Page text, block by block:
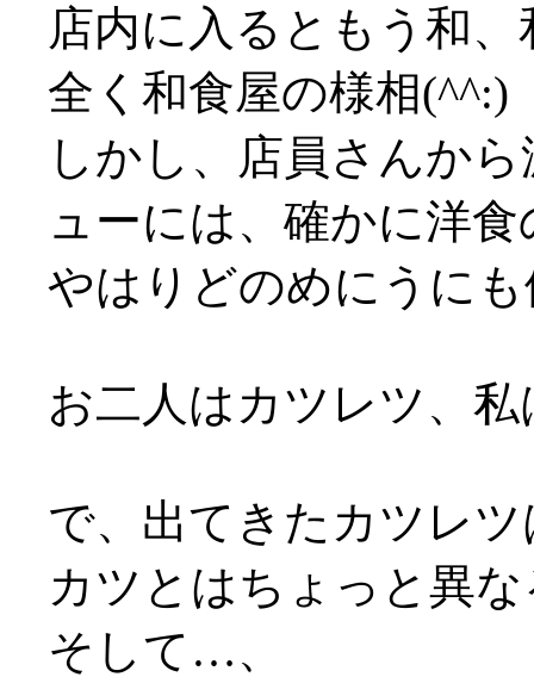
店内に入るともう和
全く和食屋の様相(^^:)
しかし、店員さんか
ューには、確かに洋
やはりどのめにうに
お二人はカツレツ、
で、出てきたカツレ
カツとはちょっと異
そして…、